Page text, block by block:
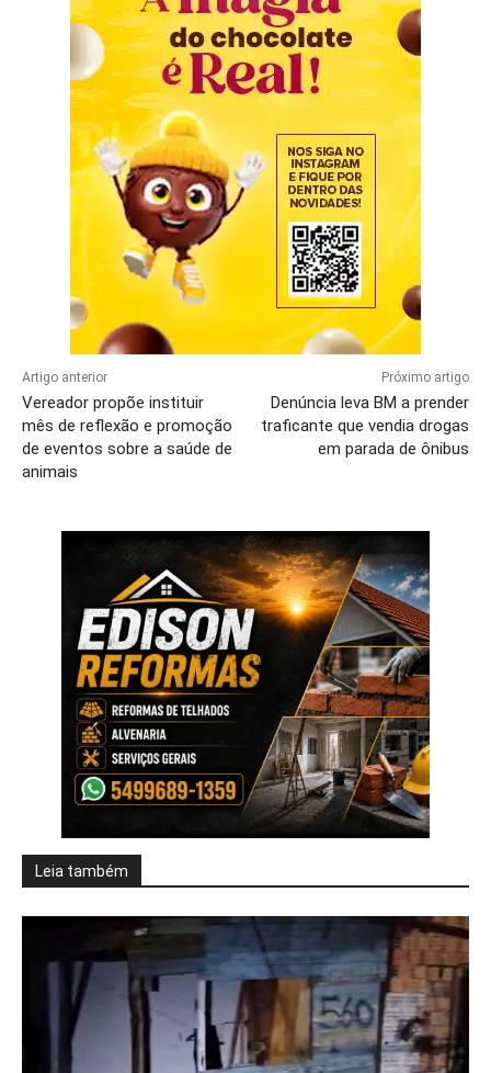
Artigo anterior
Vereador propõe instituir
mês de reflexão e promoção
de eventos sobre a saúde de
animais
Próximo artigo
Denúncia leva BM a prender
traficante que vendia drogas
em parada de ônibus
Leia também